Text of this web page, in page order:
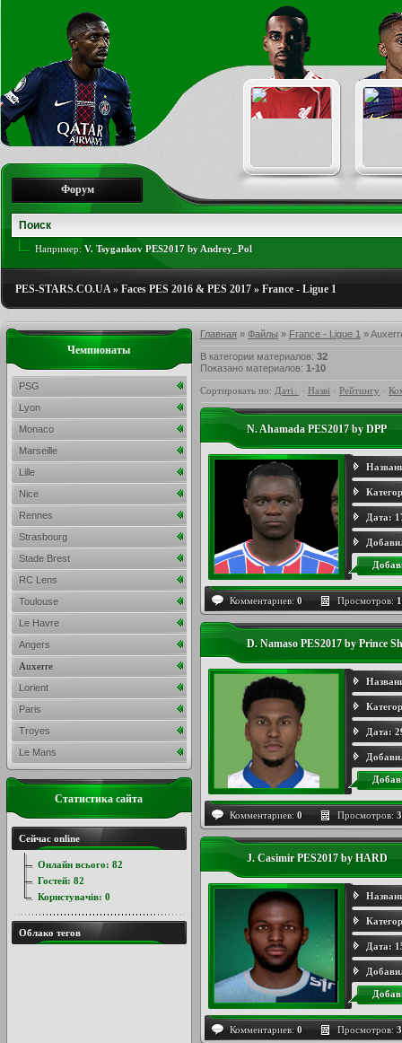
Форум
Например: V. Tsygankov PES2017 by Andrey_Pol
PES-STARS.CO.UA» Faces PES 2016 & PES 2017 » France - Ligue 1
Главная » Файлы » France - Ligue 1 »
В категории материалов: 32
Показано материалов: 1-10
Сортировать по: Даті · Назві · Рейтингу ·
N. Ahamada PES2017 by DPP
Дата:
Комментариев: 0 Просмотров:
D. Namaso PES2017 by Prince
Дата:
Комментариев: 0 Просмотров:
J. Casimir PES2017 by HARD
Дата:
Комментариев: 0 Просмотров:
Чемпионаты
PSG
Lyon
Monaco
Marseille
Lille
Nice
Rennes
Strasbourg
Stade Brest
RC Lens
Toulouse
Le Havre
Angers
Auxerre
Lorient
Paris
Troyes
Le Mans
Статистика сайта
Сейчас online
Онлайн всього: 82
Гостей: 82
Користувачів: 0
Облако тегов